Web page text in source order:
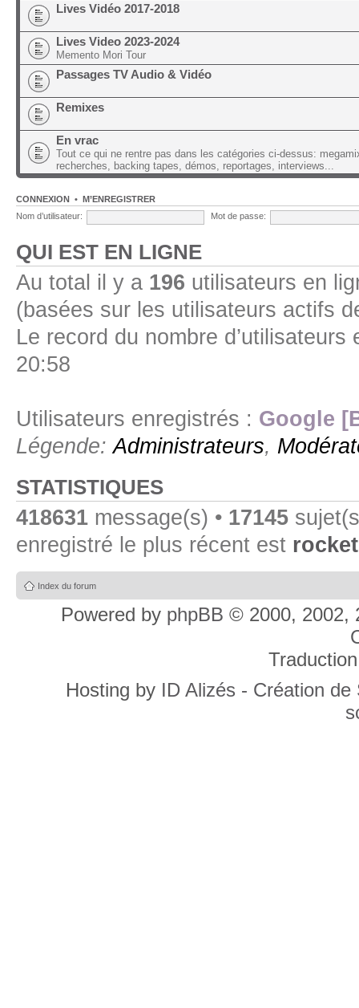
Lives Vidéo 2017-2018
Lives Video 2023-2024
Memento Mori Tour
Passages TV Audio & Vidéo
Remixes
En vrac
Tout ce qui ne rentre pas dans les catégories ci-dessus:
recherches, backing tapes, démos, reportages, interviews...
CONNEXION • M’ENREGISTRER
Nom d’utilisateur:
Mot de passe:
QUI EST EN LIGNE
Au total il y a 196 utilisateurs en
(basées sur les utilisateurs actifs
Le record du nombre
20:58
Utilisateurs enregistrés : Google
Légende:Administrateurs,
STATISTIQUES
418631 message(s) • 17145
enregistré le plus récent est
Index du forum
Powered by phpBB © 2000, 2002,
Hosting by ID Alizés - Création